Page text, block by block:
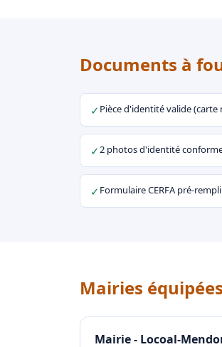
Documents à
✓ Pièce d'identité valide
✓2 photos d'identité
✓ Formulaire CERFA pré-
Mairies
Mairie - Locoal-